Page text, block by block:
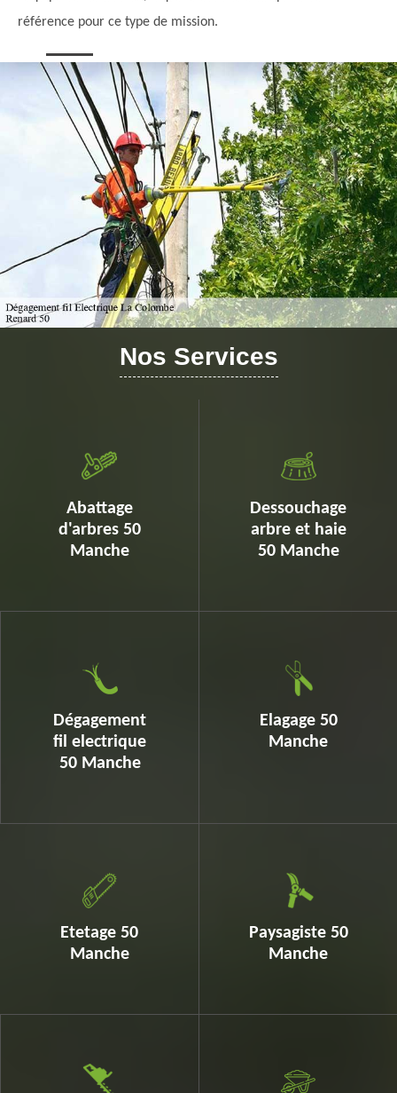
référence pour ce type de mission.
Nos Services
Abattage
d'arbres 50
Manche
Dessouchage
arbre et haie
50 Manche
Dégagement
fil electrique
50 Manche
Elagage 50
Manche
Etetage 50
Manche
Paysagiste 50
Manche